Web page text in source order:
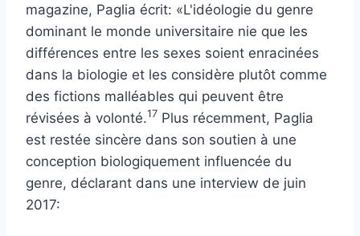
magazine, Paglia écrit: «L'idéologie du genre
dominant le monde universitaire nie que les
différences entre les sexes soient enracinées
dans la biologie et les considère plutôt comme
des fictions malléables qui peuvent être
révisées à volonté.17 Plus récemment, Paglia
est restée sincère dans son soutien à une
conception biologiquement influencée du
genre, déclarant dans une interview de juin
2017: